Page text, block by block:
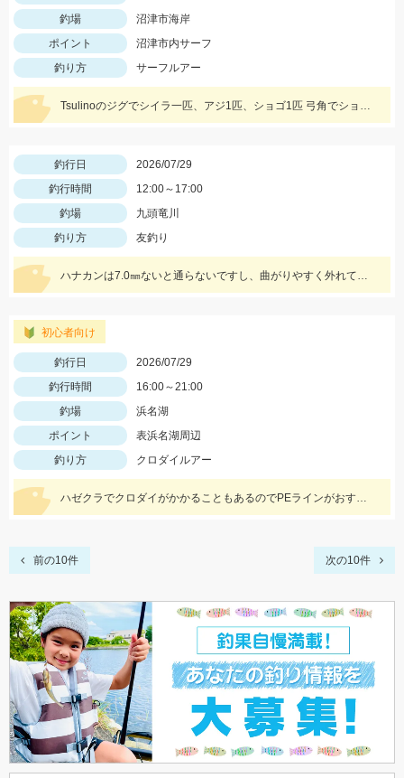
釣場
沼津市海岸
ポイント
沼津市内サーフ
釣り方
サーフルアー
Tsulinoのジグでシイラ一匹、アジ1匹、ショゴ1匹 弓角でショゴ3匹をキャッチ。
釣行日
2026/07/29
釣行時間
12:00～17:00
釣場
九頭竜川
釣り方
友釣り
ハナカンは7.0㎜ないと通らないですし、曲がりやすく外れてしまうので気を付けてくださいね！複合メタルであれば、0.1号あった方がいいと思います！
初心者向け
釣行日
2026/07/29
釣行時間
16:00～21:00
釣場
浜名湖
ポイント
表浜名湖周辺
釣り方
クロダイルアー
ハゼクラでクロダイがかかることもあるのでPEラインがおすすめ！！
前の10件 次の10件